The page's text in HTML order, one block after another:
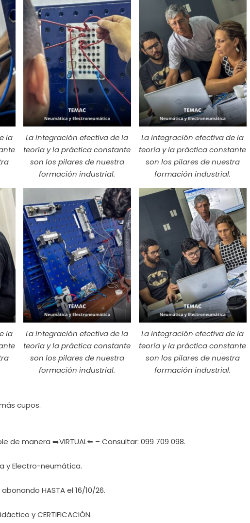
la
La integración efectiva de la
teoría y la práctica constante
son los pilares de nuestra
formación industrial.
La integración efectiva de la
teoría y la práctica constante
son los pilares de nuestra
formación industrial.
la
La integración efectiva de la
teoría y la práctica constante
son los pilares de nuestra
formación industrial.
La integración efectiva de la
teoría y la práctica constante
son los pilares de nuestra
formación industrial.
cupos.
de manera ➡️VIRTUAL⬅️ – Consultar: 099 709 098.
y Electro-neumática.
abonando HASTA el 16/10/26.
y CERTIFICACIÓN.